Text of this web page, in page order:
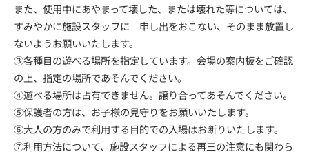
また、使用中にあやまって壊した、または壊れた等については、
すみやかに施設スタッフに 申し出をおこない、そのまま放置し
ないようお願いいたします。
③各種目の遊べる場所を指定しています。会場の案内板をご確認
の上、指定の場所であそんでください。
④遊べる場所は占有できません。譲り合ってあそんでください。
⑤保護者の方は、お子様の見守りをお願いいたします。
⑥大人の方のみで利用する目的での入場はお断りいたします。
⑦利用方法について、施設スタッフによる再三の注意にも関わら